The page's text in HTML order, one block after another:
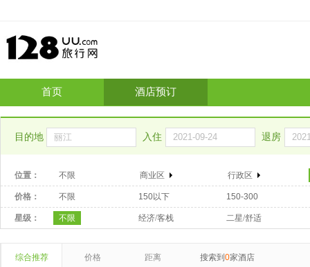
首页 酒店预订
目的地 入住 退房
位置： 不限 商业区 行政区
价格： 不限 150以下 150-300
星级： 不限 经济/客栈 二星/舒适
综合推荐 价格 距离 搜索到 0家酒店